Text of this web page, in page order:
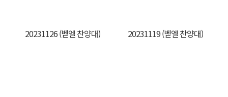
20231126 (벧엘 찬양대) 20231119 (벧엘 찬양대)